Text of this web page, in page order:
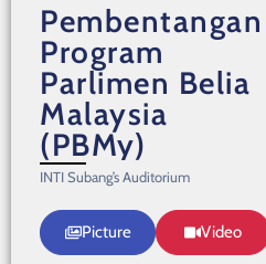
Pembentangan
Program
Parlimen Belia
Malaysia
(PBMy)
INTI Subang’s Auditorium
Picture Video